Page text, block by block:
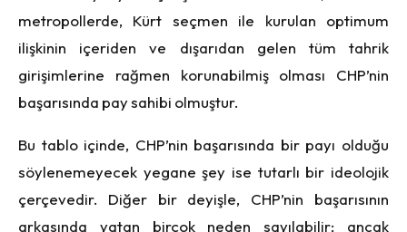
metropollerde, Kürt seçmen ile kurulan optimum
ilişkinin içeriden ve dışarıdan gelen tüm tahrik
girişimlerine rağmen korunabilmiş olması CHP’nin
başarısında pay sahibi olmuştur.
Bu tablo içinde, CHP’nin başarısında bir payı olduğu
söylenemeyecek yegane şey ise tutarlı bir ideolojik
çerçevedir. Diğer bir deyişle, CHP’nin başarısının
arkasında yatan birçok neden sayılabilir; ancak